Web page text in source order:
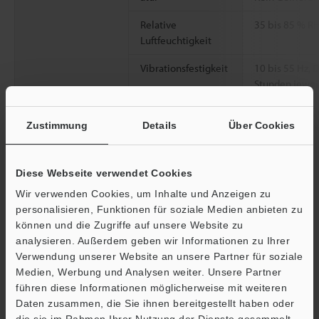
Zustimmung Details Über Cookies
Diese Webseite verwendet Cookies
Wir verwenden Cookies, um Inhalte und Anzeigen zu
personalisieren, Funktionen für soziale Medien anbieten zu
können und die Zugriffe auf unsere Website zu
analysieren. Außerdem geben wir Informationen zu Ihrer
Verwendung unserer Website an unsere Partner für soziale
Medien, Werbung und Analysen weiter. Unsere Partner
führen diese Informationen möglicherweise mit weiteren
Daten zusammen, die Sie ihnen bereitgestellt haben oder
Relative
Luftfeuchtigkeit
35 bis 85 %
Vibrationsfestigkeit
Stunden
Material
Gehäuse:
Verpackung:
Kabel: PVC
Gewicht
*1Die auf IEC60825-1 basierende Einstufung erfolgt gemäß den
einschlägigen US-Bestimmungen: "FDA (CDRH) Laser Notice".
*2Wert bei Messung des KEYENCE Standard-Messobjekts (weißes,
diffuses Objekt).
*3v.E. der einzelnen Modelle: IL-030: ±5 mm, IL-065: ±10 mm, IL-
100: ±20 mm, IL-300: ±140 mm, IL-600: ±400 mm, IL-2000:
+1000 bis -1500 mm
Support